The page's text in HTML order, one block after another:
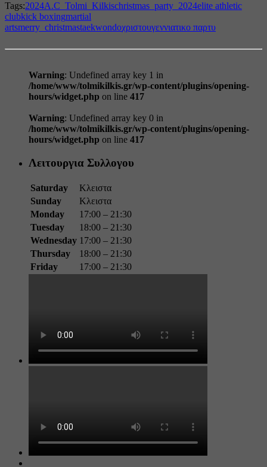
Tags:2024A.C_Tolmi_Kilkischristmas_party_2024elite athletic
clubkick boxingmartial
artsmerry_christmastaekwondoχριστουγεννιατικο παρτυ
Warning: Undefined array key 1 in
/home/www/tolmikilkis.gr/wp-content/plugins/opening-
hours/widget.php on line 417
Warning: Undefined array key 0 in
/home/www/tolmikilkis.gr/wp-content/plugins/opening-
hours/widget.php on line 417
Λειτουργια Συλλογου
Saturday
Κλειστα
Sunday
Κλειστα
Monday
17:00 – 21:30
Tuesday
18:00 – 21:30
Wednesday 17:00 – 21:30
Thursday
18:00 – 21:30
Friday
17:00 – 21:30